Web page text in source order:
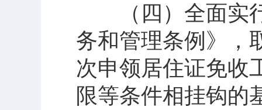
（四）全面实行
务和管理条例》，
次申领居住证免收
限等条件相挂钩的